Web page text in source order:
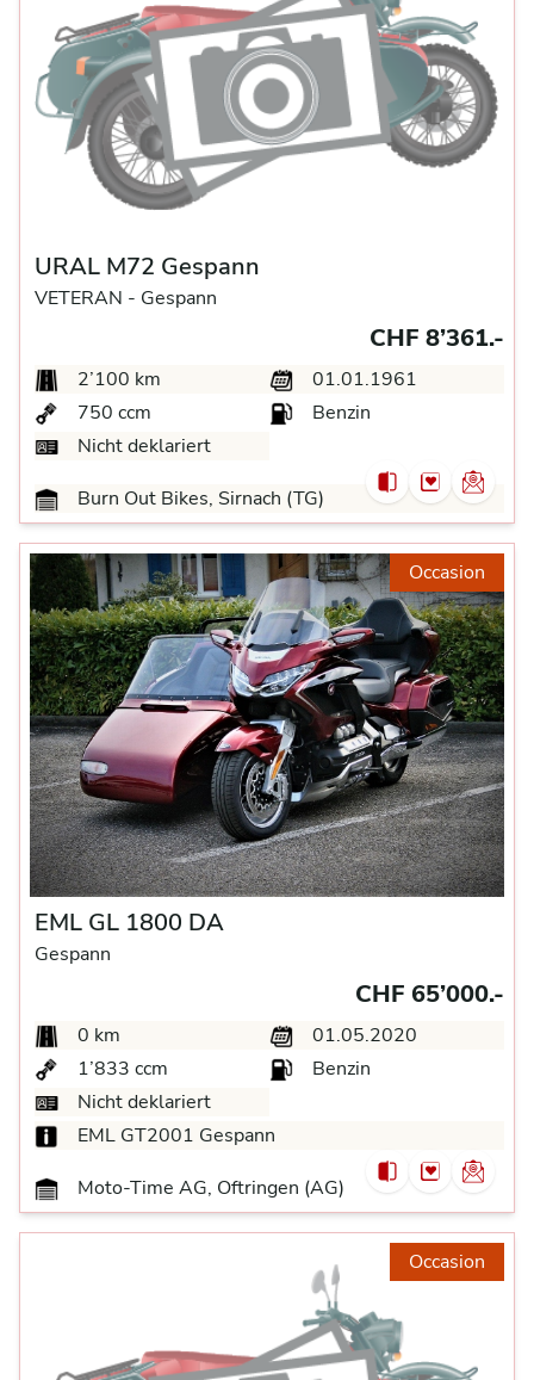
URAL M72 Gespann
VETERAN - Gespann
CHF 8’361.-
2’100 km
01.01.1961
750 ccm
Benzin
Nicht deklariert
Burn Out Bikes, Sirnach (TG)
Occasion
EML GL 1800 DA
Gespann
CHF 65’000.-
0 km
01.05.2020
1’833 ccm
Benzin
Nicht deklariert
EML GT2001 Gespann
Moto-Time AG, Oftringen (AG)
Occasion